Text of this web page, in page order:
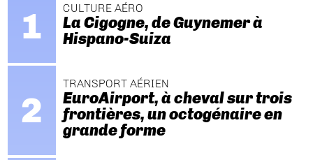
CULTURE AÉRO
La Cigogne, de Guynemer à
Hispano-Suiza
TRANSPORT AÉRIEN
EuroAirport, à cheval sur trois
frontières, un octogénaire en
grande forme